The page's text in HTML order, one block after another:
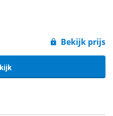
Bekijk prijs